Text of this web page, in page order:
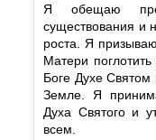
Я обещаю
существования и
роста. Я
Матери
Боге Духе
Земле. Я
Духа Святого и
всем.